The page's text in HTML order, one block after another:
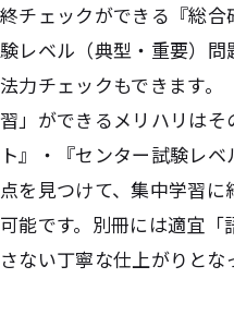
終チェックができる『総
験レベル（典型・重要）
法力チェックもできます
習」ができるメリハリは
ト』・『センター試験レ
点を見つけて、集中学習
可能です。別冊には適宜
さない丁寧な仕上がりとな